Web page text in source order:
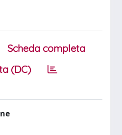
Scheda completa
(DC)